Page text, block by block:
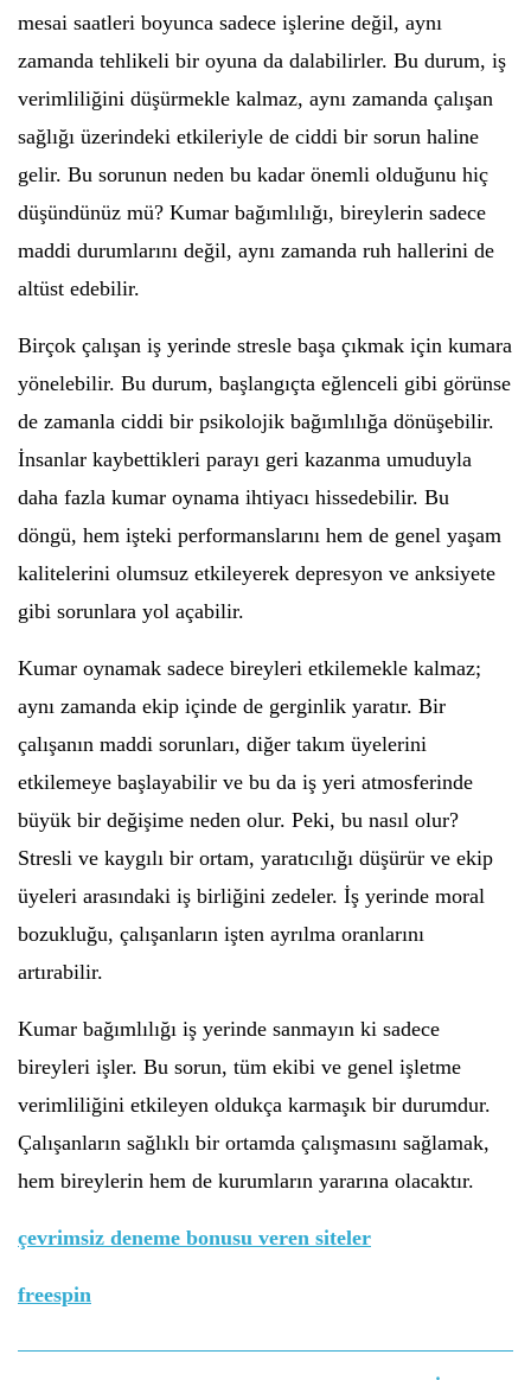
mesai saatleri boyunca sadece işlerine değil, aynı
zamanda tehlikeli bir oyuna da dalabilirler. Bu durum, iş
verimliliğini düşürmekle kalmaz, aynı zamanda çalışan
sağlığı üzerindeki etkileriyle de ciddi bir sorun haline
gelir. Bu sorunun neden bu kadar önemli olduğunu hiç
düşündünüz mü? Kumar bağımlılığı, bireylerin sadece
maddi durumlarını değil, aynı zamanda ruh hallerini de
altüst edebilir.
Birçok çalışan iş yerinde stresle başa çıkmak için kumara
yönelebilir. Bu durum, başlangıçta eğlenceli gibi görünse
de zamanla ciddi bir psikolojik bağımlılığa dönüşebilir.
İnsanlar kaybettikleri parayı geri kazanma umuduyla
daha fazla kumar oynama ihtiyacı hissedebilir. Bu
döngü, hem işteki performanslarını hem de genel yaşam
kalitelerini olumsuz etkileyerek depresyon ve anksiyete
gibi sorunlara yol açabilir.
Kumar oynamak sadece bireyleri etkilemekle kalmaz;
aynı zamanda ekip içinde de gerginlik yaratır. Bir
çalışanın maddi sorunları, diğer takım üyelerini
etkilemeye başlayabilir ve bu da iş yeri atmosferinde
büyük bir değişime neden olur. Peki, bu nasıl olur?
Stresli ve kaygılı bir ortam, yaratıcılığı düşürür ve ekip
üyeleri arasındaki iş birliğini zedeler. İş yerinde moral
bozukluğu, çalışanların işten ayrılma oranlarını
artırabilir.
Kumar bağımlılığı iş yerinde sanmayın ki sadece
bireyleri işler. Bu sorun, tüm ekibi ve genel işletme
verimliliğini etkileyen oldukça karmaşık bir durumdur.
Çalışanların sağlıklı bir ortamda çalışmasını sağlamak,
hem bireylerin hem de kurumların yararına olacaktır.
çevrimsiz deneme bonusu veren siteler
freespin